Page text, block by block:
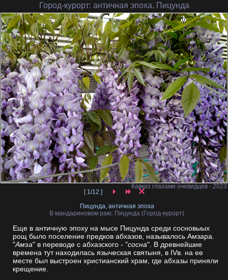
Город-курорт: античная эпоха. Пицунда
Кавказ глазами очевидцев - 2023
[ 1/12 ]
Пицунда, античная эпоха
В мандариновом раю: Пицунда (Город-курорт)
Еще в античную эпоху на мысе Пицунда среди сосновыых
рощ было поселение предков абхазов, называлось Амзара.
"Амза" в переводе с абхазского - "сосна". В древнейшие
времена тут находилась языческая святыня, в IVв. на ее
месте был выстроен христианский храм, где абхазы приняли
крещение.